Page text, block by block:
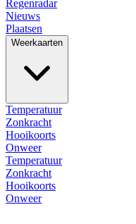
Regenradar
Nieuws
Plaatsen
Weerkaarten
Temperatuur
Zonkracht
Hooikoorts
Onweer
Temperatuur
Zonkracht
Hooikoorts
Onweer